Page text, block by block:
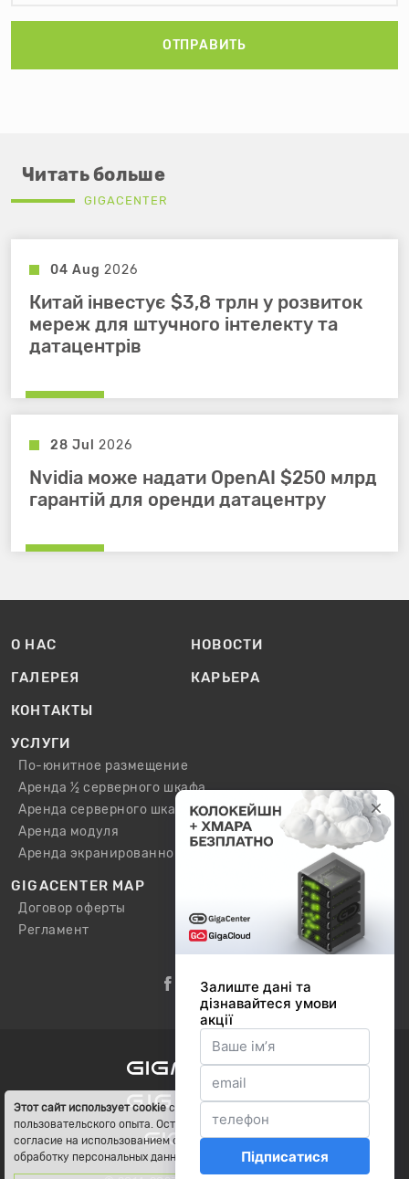
ОТПРАВИТЬ
Читать больше
GIGACENTER
04 Aug 2026
Китай інвестує $3,8 трлн у розвиток
мереж для штучного інтелекту та
датацентрів
28 Jul 2026
Nvidia може надати OpenAI $250 млрд
гарантій для оренди датацентру
О НАС
НОВОСТИ
ГАЛЕРЕЯ
КАРЬЕРА
КОНТАКТЫ
УСЛУГИ
По-юнитное размещение
Аренда ½ серверного шкафа
Аренда серверного шкафа
Аренда модуля
Аренда экранированного шкафа / модуля
GIGACENTER MAP
Договор оферты
Регламент
Этот сайт использует cookieс целью улучшения
пользовательского опыта. Оставаясь на сайте, Вы даете
согласие на использованием cookie, а также хранение и
обработку персональных данных.
Детальнее